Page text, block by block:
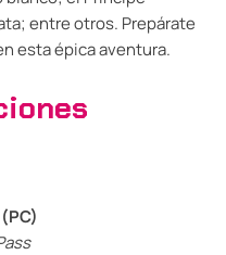
entre otros. Prepárate
esta épica aventura.